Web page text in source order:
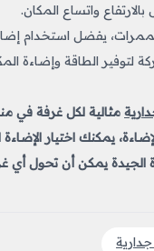
واتساع المكان.
يفضل استخدام
لتوفير الطاقة وإضاءة
مثالية لكل غرفة في
يمكنك اختيار
الجيدة يمكن أن تحول أي